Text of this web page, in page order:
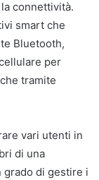
connettività.
smart che
Bluetooth,
per
tramite
vari utenti in
di una
grado di gestire i